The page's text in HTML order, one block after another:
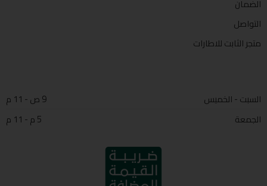
الضمان
التواصل
متجر الثابت للاطارات
السبت - الخميس
9 ص - 11 م
الجمعة
5 م - 11 م